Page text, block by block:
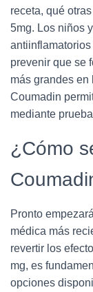
receta, qué
5mg. Los niños
prevenir que se
más grandes en
Coumadin
mediante
¿Cómo
Pronto
médica más
revertir los
mg, es
opciones